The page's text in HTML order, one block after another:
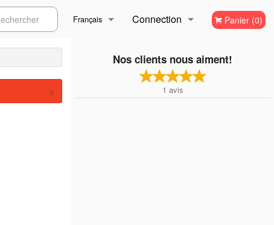
Français
English
Connection
Inscription
Panier (0)
Nos clients nous aiment!
1 avis
×